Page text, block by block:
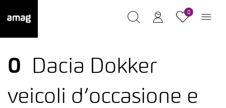
0
0
Dacia Dokker
veicoli d’occasione e